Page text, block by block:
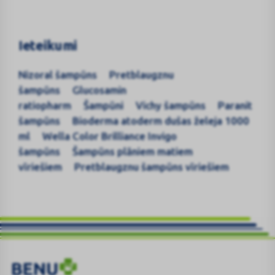
Ieteikumi
Nizoral šampūns
Pretblaugznu
šampūns
Glucosamin
ratiopharm
Šampūni Vichy šampūns
Paranit
šampūns
Bioderma atoderm dušas želeja 1000
ml
Wella Color Brilliance Invigo
šampūns
Šampūns plāniem matiem
vīriešiem
Pretblaugznu šampūns vīriešiem